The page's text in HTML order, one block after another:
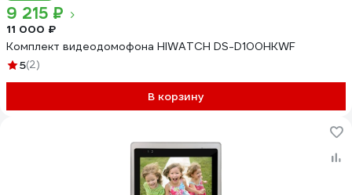
9 215 ₽
11 000 ₽
Комплект видеодомофона HIWATCH DS-D100HKWF
5(2)
В корзину